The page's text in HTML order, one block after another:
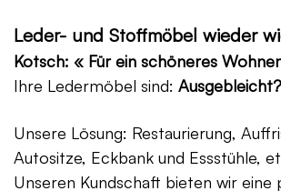
Leder- und Stoffmöbel wieder
Kotsch: « Für ein schöneres
Ihre Ledermöbel sind:
Unsere Lösung: Restaurierung,
Autositze, Eckbank und Essstühle,
Unseren Kundschaft bieten wir